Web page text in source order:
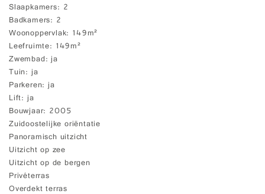
Slaapkamers 2
Badkamers 2
Woonoppervlak 149m²
Leefruimte 149m²
Zwembad ja
Tuin ja
Parkeren ja
Lift ja
Bouwjaar 2005
Zuidoostelijke oriëntatie
Panoramisch uitzicht
Uitzicht op zee
Uitzicht op de bergen
Privéterras
Overdekt terras